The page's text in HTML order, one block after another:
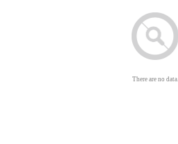
There are no data.